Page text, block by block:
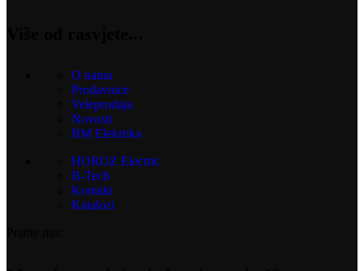
O nama
Prodavnice
Veleprodaja
Novosti
BM Elektrika
HOROZ Electric
B-Tech
Kontakt
Katalozi